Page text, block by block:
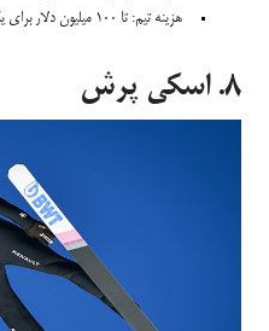
هزینه تیم: تا ۱۰۰ میلیون دلار برای یک فصل.
۸. اسکی پرش